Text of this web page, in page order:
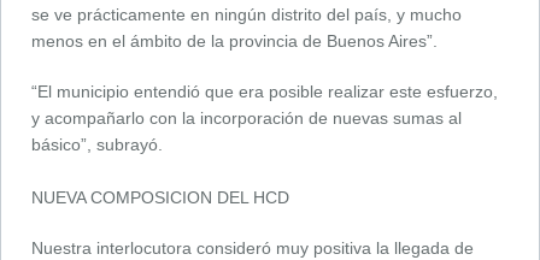
se ve prácticamente en ningún distrito del país, y mucho
menos en el ámbito de la provincia de Buenos Aires”.
“El municipio entendió que era posible realizar este esfuerzo,
y acompañarlo con la incorporación de nuevas sumas al
básico”, subrayó.
NUEVA COMPOSICION DEL HCD
Nuestra interlocutora consideró muy positiva la llegada de